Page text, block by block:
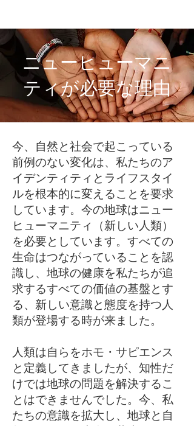
ニューヒューマニ
ティが必要な理由
今、自然と社会で起こっている
前例のない変化は、私たちのア
イデンティティとライフスタイ
ルを根本的に変えることを要求
しています。今の地球はニュー
ヒューマニティ（新しい人類）
を必要としています。すべての
生命はつながっていることを認
識し、地球の健康を私たちが追
求するすべての価値の基盤とす
る、新しい意識と態度を持つ人
類が登場する時が来ました。
人類は自らをホモ・サピエンス
と定義してきましたが、知性だ
けでは地球の問題を解決するこ
とはできませんでした。今、私
たちの意識を拡大し、地球と自